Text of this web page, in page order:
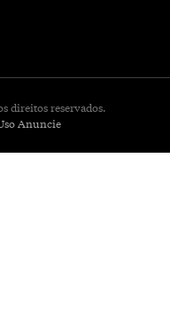
direitos reservados.
Anuncie